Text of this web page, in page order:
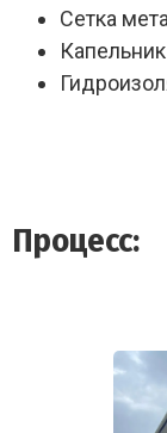
Сетка
Процесс: